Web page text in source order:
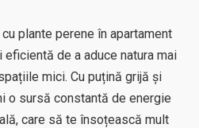
plante perene în apartament
de a aduce natura mai
mici. Cu puțină grijă și
o sursă constantă de energie
care să te însoțească mult